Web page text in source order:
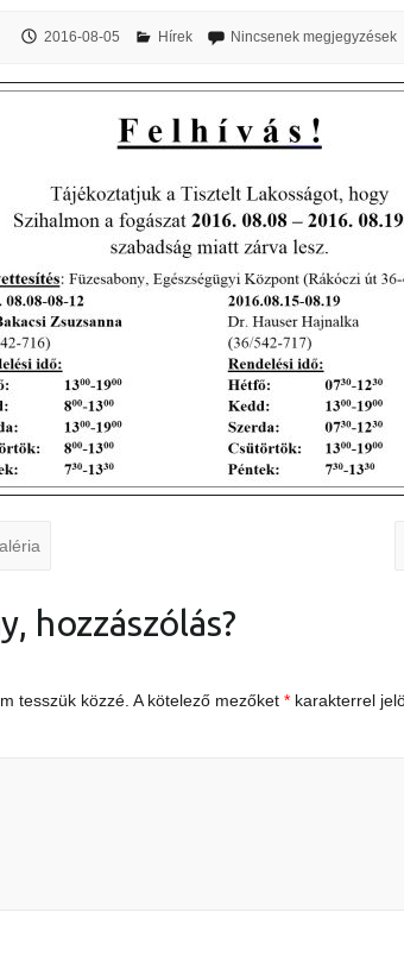
2016-08-05 Hírek Nincsenek megjegyzések
hozzászólás?
tesszük közzé. A kötelező mezőket* karakterrel